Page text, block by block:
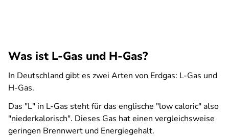
Was ist L-Gas und H-Gas?
In Deutschland gibt es zwei Arten von Erdgas: L-Gas und
H-Gas.
Das "L" in L-Gas steht für das englische "low caloric" also
"niederkalorisch". Dieses Gas hat einen vergleichsweise
geringen Brennwert und Energiegehalt.